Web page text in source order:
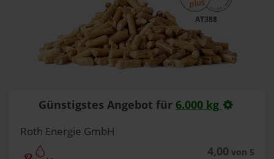
AT388
Günstigstes Angebot für 6.000 kg
Roth Energie GmbH
4,00 von 5